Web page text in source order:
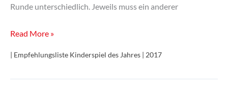
Runde unterschiedlich. Jeweils muss ein anderer
Glupschgeister
Read More »
| Empfehlungsliste Kinderspiel des Jahres | 2017